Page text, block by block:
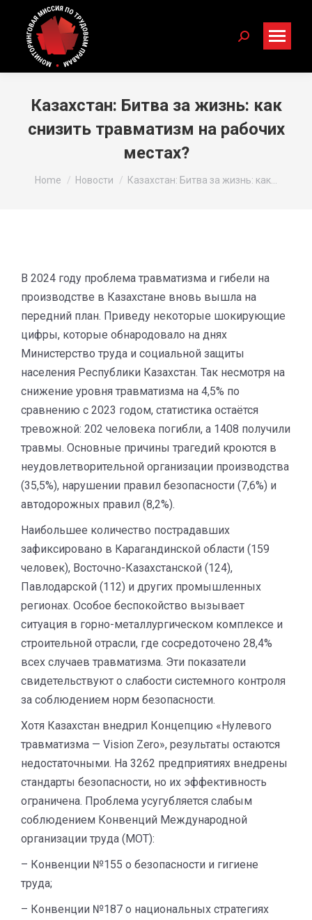
Search:
Казахстан: Битва за жизнь: как
снизить травматизм на рабочих
местах?
You are here:
Home Новости Казахстан: Битва за жизнь: как…
В 2024 году проблема травматизма и гибели на
производстве в Казахстане вновь вышла на
передний план. Приведу некоторые шокирующие
цифры, которые обнародовало на днях
Министерство труда и социальной защиты
населения Республики Казахстан. Так несмотря на
снижение уровня травматизма на 4,5% по
сравнению с 2023 годом, статистика остаётся
тревожной: 202 человека погибли, а 1408 получили
травмы. Основные причины трагедий кроются в
неудовлетворительной организации производства
(35,5%), нарушении правил безопасности (7,6%) и
автодорожных правил (8,2%).
Наибольшее количество пострадавших
зафиксировано в Карагандинской области (159
человек), Восточно-Казахстанской (124),
Павлодарской (112) и других промышленных
регионах. Особое беспокойство вызывает
ситуация в горно-металлургическом комплексе и
строительной отрасли, где сосредоточено 28,4%
всех случаев травматизма. Эти показатели
свидетельствуют о слабости системного контроля
за соблюдением норм безопасности.
Хотя Казахстан внедрил Концепцию «Нулевого
травматизма — Vision Zero», результаты остаются
недостаточными. На 3262 предприятиях внедрены
стандарты безопасности, но их эффективность
ограничена. Проблема усугубляется слабым
соблюдением Конвенций Международной
организации труда (МОТ):
– Конвенции №155 о безопасности и гигиене
труда;
– Конвенции №187 о национальных стратегиях